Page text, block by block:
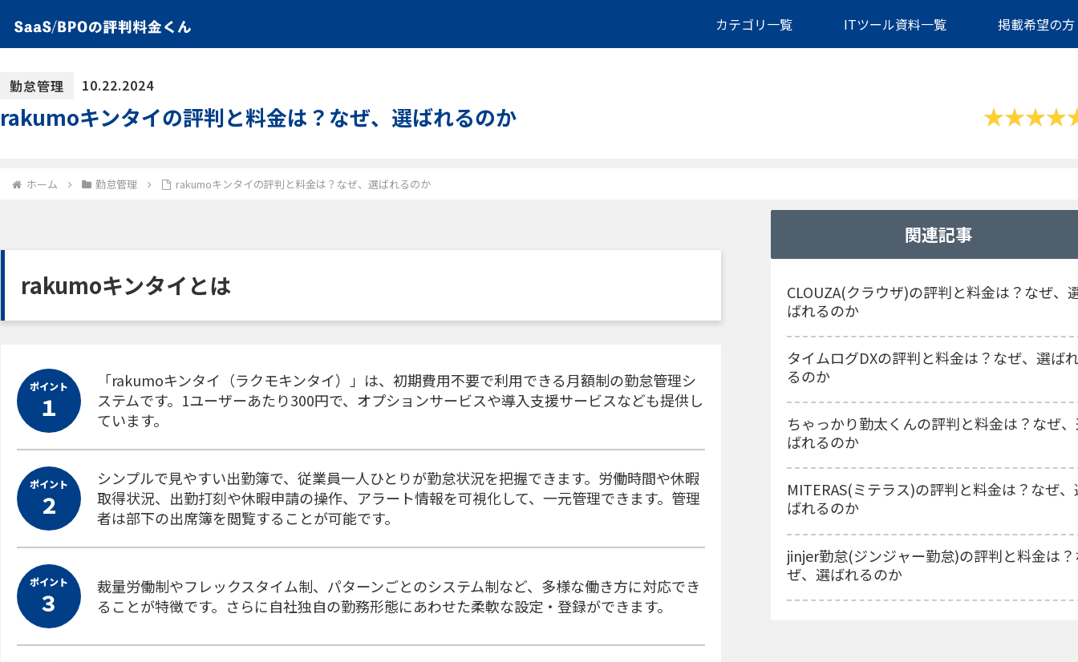
カテゴリ一覧 ITツール資料一覧 掲載希望の方
勤怠管理 10.22.2024
rakumoキンタイの評判と料金は？なぜ、選ばれるのか
ホーム 勤怠管理 rakumoキンタイの評判と料金は？なぜ、選ばれるのか
rakumoキンタイとは
ポイント
１
「rakumoキンタイ（ラクモキンタイ）」は、初期費用不要で利用できる月額制の勤怠管理シ
ステムです。1ユーザーあたり300円で、オプションサービスや導入支援サービスなども提供し
ています。
ポイント
２
シンプルで見やすい出勤簿で、従業員一人ひとりが勤怠状況を把握できます。労働時間や休暇
取得状況、出勤打刻や休暇申請の操作、アラート情報を可視化して、一元管理できます。管理
者は部下の出席簿を閲覧することが可能です。
ポイント
３
裁量労働制やフレックスタイム制、パターンごとのシステム制など、多様な働き方に対応でき
ることが特徴です。さらに自社独自の勤務形態にあわせた柔軟な設定・登録ができます。
関連記事
CLOUZA(クラウザ)の評判と料金は？なぜ、
ばれるのか
タイムログDXの評判と料金は？なぜ、選ば
るのか
ちゃっかり勤太くんの評判と料金は？なぜ
ばれるのか
MITERAS(ミテラス)の評判と料金は？なぜ、
ばれるのか
jinjer勤怠(ジンジャー勤怠)の評判と料金は
ぜ、選ばれるのか